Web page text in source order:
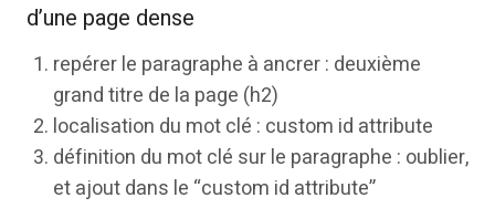
d’une page dense
repérer le paragraphe à ancrer : deuxième
grand titre de la page (h2)
localisation du mot clé : custom id attribute
définition du mot clé sur le paragraphe : oublier,
et ajout dans le “custom id attribute”